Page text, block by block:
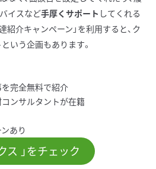
イスなど手厚くサポート してくれる
紹介キャンペーン」を利用すると、ク
いう企画もあります。
完全無料で紹介
ンサルタントが在籍
あり
ス 」をチェック